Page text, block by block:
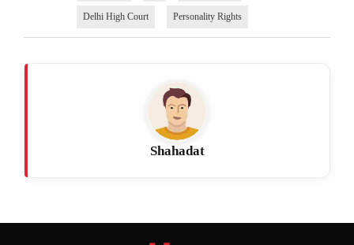
Delhi High Court Personality Rights
Shahadat